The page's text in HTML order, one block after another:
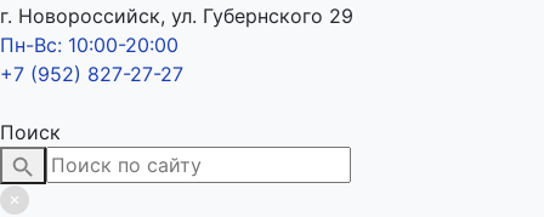
г. Новороссийск, ул. Губернского 29
Пн-Вс: 10:00-20:00
+7 (952) 827-27-27
Поиск